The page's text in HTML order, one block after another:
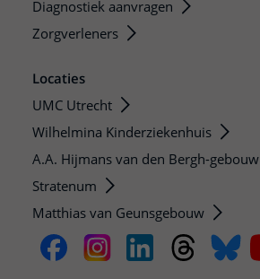
Diagnostiek aanvragen
Zorgverleners
Locaties
UMC Utrecht
Wilhelmina Kinderziekenhuis
A.A. Hijmans van den Bergh-gebouw
Stratenum
Matthias van Geunsgebouw